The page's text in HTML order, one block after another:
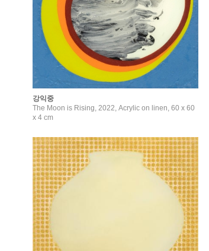
강익중
The Moon is Rising, 2022, Acrylic on linen, 60 x 60
x 4 cm